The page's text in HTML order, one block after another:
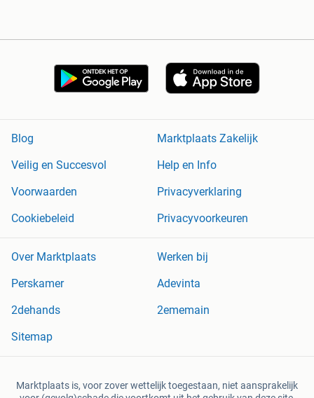
Blog
Marktplaats Zakelijk
Veilig en Succesvol
Help en Info
Voorwaarden
Privacyverklaring
Cookiebeleid
Privacyvoorkeuren
Over Marktplaats
Werken bij
Perskamer
Adevinta
2dehands
2ememain
Sitemap
Marktplaats is, voor zover wettelijk toegestaan, niet aansprakelijk